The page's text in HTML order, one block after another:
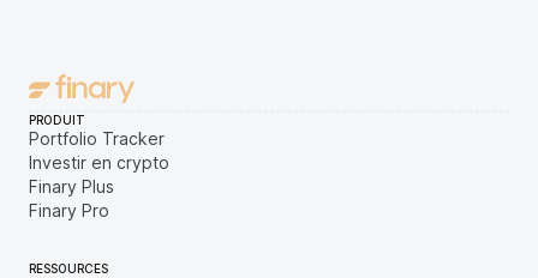
PRODUIT
Portfolio Tracker
Investir en crypto
Finary Plus
Finary Pro
RESSOURCES